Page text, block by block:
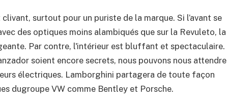
surtout pour un puriste de la marque. Si l’avant se
des optiques moins alambiqués que sur la Revuleto, la
Par contre, l'intérieur est bluffant et spectaculaire.
soient encore secrets, nous pouvons nous attendre
électriques. Lamborghini partagera de toute façon
dugroupe VW comme Bentley et Porsche.